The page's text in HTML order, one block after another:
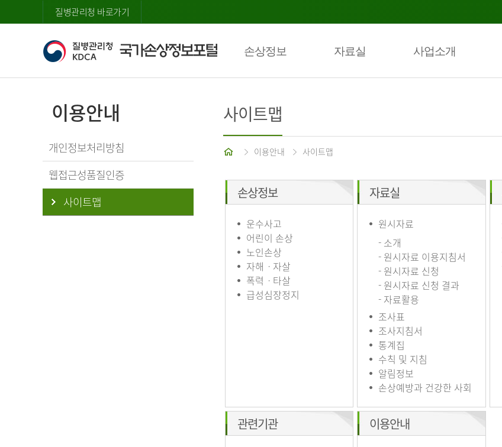
질병관리청 바로가기
손상정보 자료실 사업소개
이용안내
개인정보처리방침
웹접근성품질인증
사이트맵
사이트맵
홈 이용안내 사이트맵
손상정보
운수사고
어린이 손상
노인손상
자해ㆍ자살
폭력ㆍ타살
급성심장정지
자료실
원시자료
- 소개
- 원시자료 이용지침서
- 원시자료 신청
- 원시자료 신청 결과
- 자료활용
조사표
조사지침서
통계집
수칙 및 지침
알림정보
손상예방과 건강한 사회
관련기관 이용안내